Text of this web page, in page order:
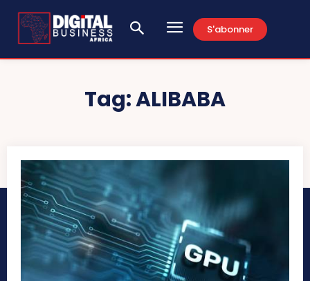
S'abonner
Tag:ALIBABA